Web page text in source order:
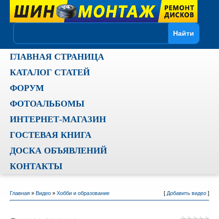
ГЛАВНАЯ СТРАНИЦА
КАТАЛОГ СТАТЕЙ
ФОРУМ
ФОТОАЛЬБОМЫ
ИНТЕРНЕТ-МАГАЗИН
ГОСТЕВАЯ КНИГА
ДОСКА ОБЪЯВЛЕНИЙ
КОНТАКТЫ
Главная» Видео» Хобби и образование [ Добавить видео]